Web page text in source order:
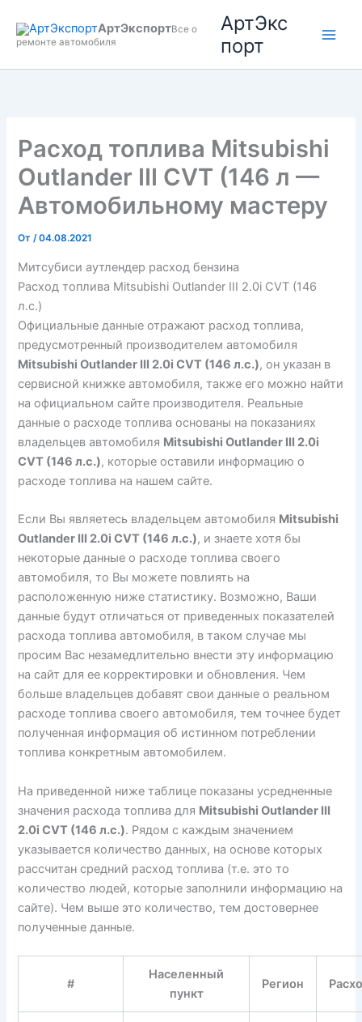
содержимому
АртЭкспортВсе о
ремонте автомобиля
АртЭкс
порт
Расход топлива Mitsubishi
Outlander III CVT (146 л —
Автомобильному мастеру
От/04.08.2021
Митсубиси аутлендер расход бензина
Расход топлива Mitsubishi Outlander III 2.0i CVT (146
л.с.)
Официальные данные отражают расход топлива,
предусмотренный производителем автомобиля
Mitsubishi Outlander III 2.0i CVT (146 л.с.), он указан в
сервисной книжке автомобиля, также его можно найти
на официальном сайте производителя. Реальные
данные о расходе топлива основаны на показаниях
владельцев автомобиля Mitsubishi Outlander III 2.0i
CVT (146 л.с.), которые оставили информацию о
расходе топлива на нашем сайте.
Если Вы являетесь владельцем автомобиля Mitsubishi
Outlander III 2.0i CVT (146 л.с.), и знаете хотя бы
некоторые данные о расходе топлива своего
автомобиля, то Вы можете повлиять на
расположенную ниже статистику. Возможно, Ваши
данные будут отличаться от приведенных показателей
расхода топлива автомобиля, в таком случае мы
просим Вас незамедлительно внести эту информацию
на сайт для ее корректировки и обновления. Чем
больше владельцев добавят свои данные о реальном
расходе топлива своего автомобиля, тем точнее будет
полученная информация об истинном потреблении
топлива конкретным автомобилем.
На приведенной ниже таблице показаны усредненные
значения расхода топлива для Mitsubishi Outlander III
2.0i CVT (146 л.с.). Рядом с каждым значением
указывается количество данных, на основе которых
рассчитан средний расход топлива (т.е. это то
количество людей, которые заполнили информацию на
сайте). Чем выше это количество, тем достовернее
полученные данные.
#
Населенный
пункт
Регион